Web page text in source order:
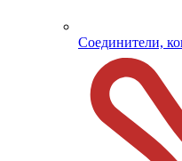
Соединители,